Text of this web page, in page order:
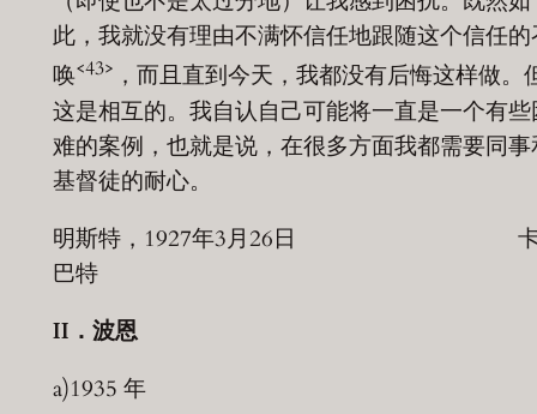
此，我就没有理由不满怀信任地跟随这个信任的
唤<43> ，而且直到今天，我都没有后悔这样做。
这是相互的。我自认自己可能将一直是一个有些
难的案例，也就是说，在很多方面我都需要同事
基督徒的耐心。
明斯特，1927年3月26日 卡
巴特
II ．波恩
a)1935 年